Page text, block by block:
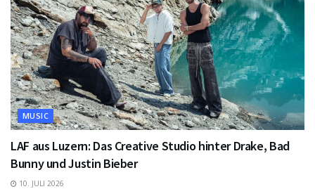
MUSIC
LAF aus Luzern: Das Creative Studio hinter Drake, Bad
Bunny und Justin Bieber
10. JULI 2026